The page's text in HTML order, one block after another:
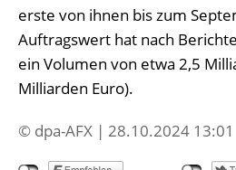
erste von ihnen bis zum
Auftragswert hat nach
ein Volumen von etwa 2,5
Milliarden Euro).
© dpa-AFX | 28.10.2024 13:01